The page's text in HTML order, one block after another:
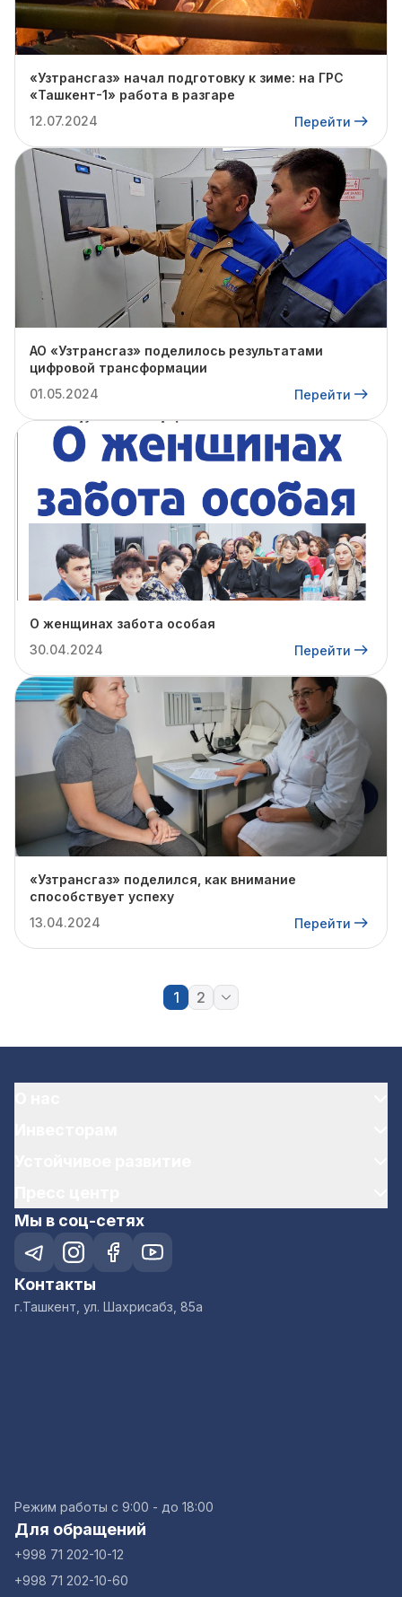
«Узтрансгаз» начал подготовку к зиме: на ГРС
«Ташкент-1» работа в разгаре
12.07.2024
Перейти
АО «Узтрансгаз» поделилось результатами
цифровой трансформации
01.05.2024
Перейти
О женщинах забота особая
30.04.2024
Перейти
«Узтрансгаз» поделился, как внимание
способствует успеху
13.04.2024
Перейти
1 2
Мы в соц-сетях
Контакты
г.Ташкент, ул. Шахрисабз, 85а
Режим работы с 9:00 - до 18:00
Для обращений
+998 71 202-10-12
+998 71 202-10-60